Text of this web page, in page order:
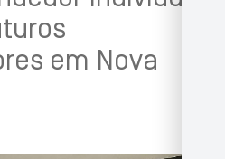
em Nova